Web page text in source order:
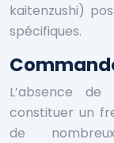
kaitenzushi)
spécifiques.
L’absence
constituer un
de